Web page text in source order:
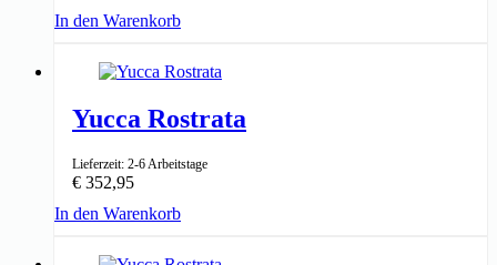
↑ 90-100cm
In den Warenkorb
Yucca Rostrata
Lieferzeit: 2-6 Arbeitstage
€ 352,95
In den Warenkorb